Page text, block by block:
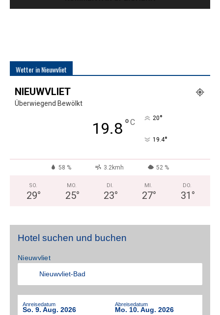
Wetter in Nieuwvliet
NIEUWVLIET
Überwiegend Bewölkt
19.8°C 20°
19.4°
58 % 3.2kmh 52 %
SO.
29°
MO.
25°
DI.
23°
MI.
27°
DO.
31 °
Hotel suchen und buchen
Nieuwvliet
Anreisedatum
So. 9. Aug. 2026
Abreisedatum
Mo. 10. Aug. 2026